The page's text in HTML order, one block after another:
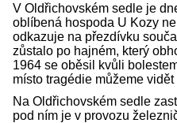
V Oldřichovském sedle je
oblíbená hospoda U Kozy
odkazuje na přezdívku
zůstalo po hajném, který
1964 se oběsil kvůli
místo tragédie můžeme
Na Oldřichovském sedle
pod ním je v provozu